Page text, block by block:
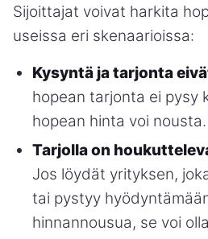
Sijoittajat voivat harkita
useissa eri skenaarioissa:
Kysyntä ja tarjonta
hopean tarjonta ei pysy
hopean hinta voi nousta.
Tarjolla on
Jos löydät yrityksen,
tai pystyy
hinnannousua, se voi